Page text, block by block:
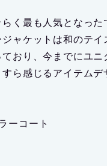
く最も人気となった
ャケットは和のテイ
おり、今までにユニ
ら感じるアイテムデ